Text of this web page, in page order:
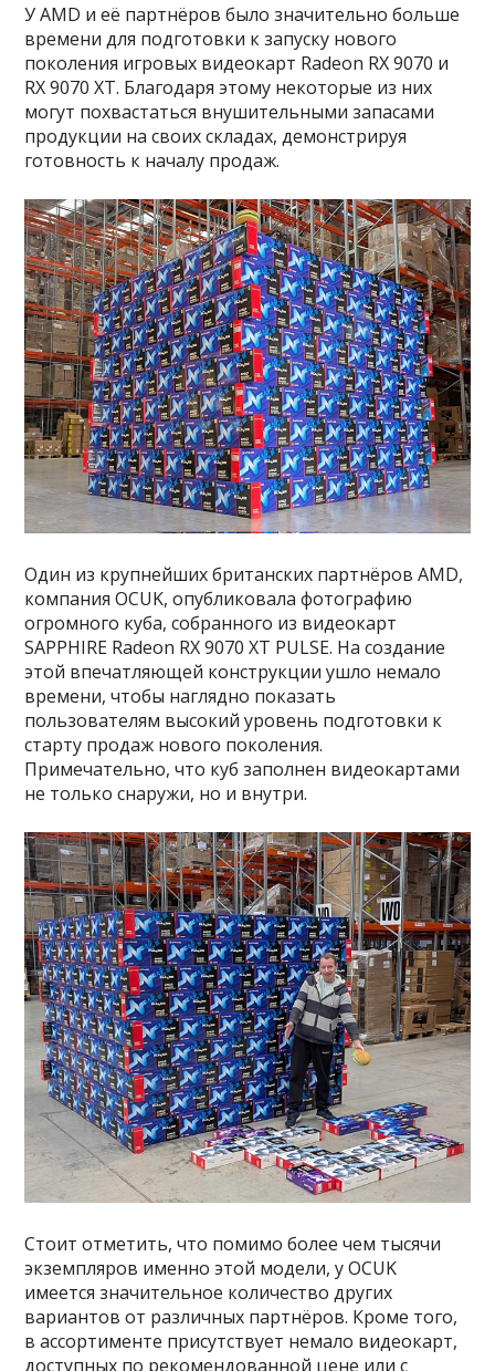
У AMD и её партнёров было значительно больше
времени для подготовки к запуску нового
поколения игровых видеокарт Radeon RX 9070 и
RX 9070 XT. Благодаря этому некоторые из них
могут похвастаться внушительными запасами
продукции на своих складах, демонстрируя
готовность к началу продаж.
Один из крупнейших британских партнёров AMD,
компания OCUK, опубликовала фотографию
огромного куба, собранного из видеокарт
SAPPHIRE Radeon RX 9070 XT PULSE. На создание
этой впечатляющей конструкции ушло немало
времени, чтобы наглядно показать
пользователям высокий уровень подготовки к
старту продаж нового поколения.
Примечательно, что куб заполнен видеокартами
не только снаружи, но и внутри.
Стоит отметить, что помимо более чем тысячи
экземпляров именно этой модели, у OCUK
имеется значительное количество других
вариантов от различных партнёров. Кроме того,
в ассортименте присутствует немало видеокарт,
доступных по рекомендованной цене или с